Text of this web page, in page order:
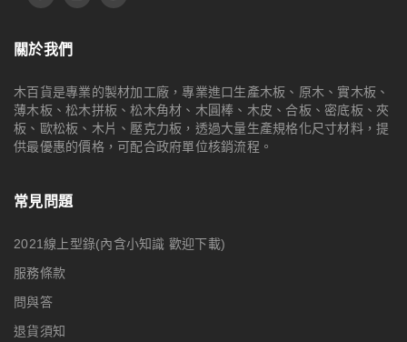
關於我們
木百貨是專業的製材加工廠，專業進口生產木板、原木、實木板、
薄木板、松木拼板、松木角材、木圓棒、木皮、合板、密底板、夾
板、歐松板、木片、壓克力板，透過大量生產規格化尺寸材料，提
供最優惠的價格，可配合政府單位核銷流程。
常見問題
2021線上型錄(內含小知識 歡迎下載)
服務條款
問與答
退貨須知